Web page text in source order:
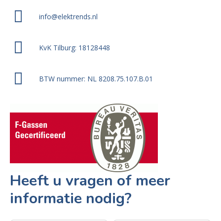
info@elektrends.nl
KvK Tilburg: 18128448
BTW nummer: NL 8208.75.107.B.01
Heeft u vragen of meer
informatie nodig?